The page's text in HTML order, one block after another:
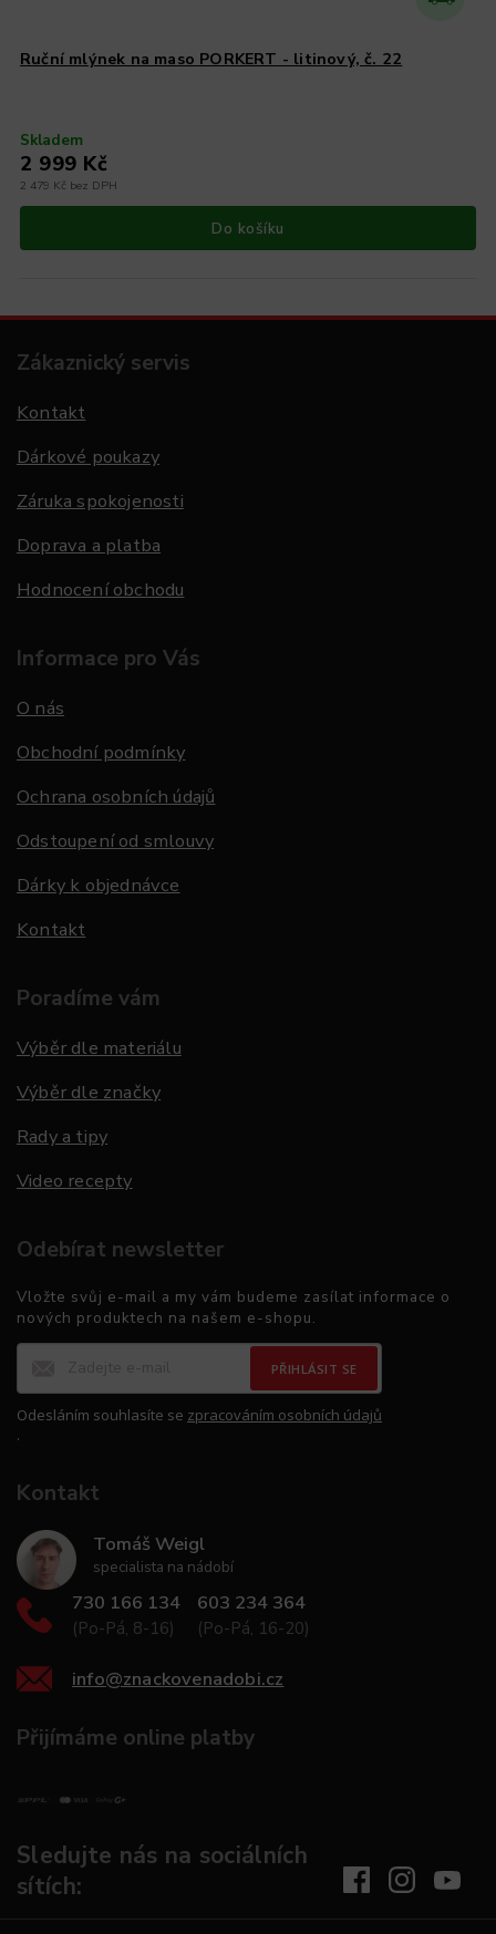
Ruční mlýnek na maso PORKERT - litinový, č. 22
Skladem
2 479 Kč bez DPH
2 999 Kč
Do košíku
Zákaznický servis
Kontakt
Dárkové poukazy
Záruka spokojenosti
Doprava a platba
Hodnocení obchodu
Informace pro Vás
O nás
Obchodní podmínky
Ochrana osobních údajů
Odstoupení od smlouvy
Dárky k objednávce
Kontakt
Poradíme vám
Výběr dle materiálu
Výběr dle značky
Rady a tipy
Video recepty
Odebírat newsletter
Vložte svůj e-mail a my vám budeme zasílat informace o
nových produktech na našem e-shopu.
PŘIHLÁSIT SE
Odesláním souhlasíte se zpracováním osobních údajů
.
Kontakt
Tomáš Weigl
specialista na nádobí
730 166 134
(Po-Pá, 8-16)
603 234 364
(Po-Pá, 16-20)
info@znackovenadobi.cz
Přijímáme online platby
Sledujte nás na sociálních
sítích: